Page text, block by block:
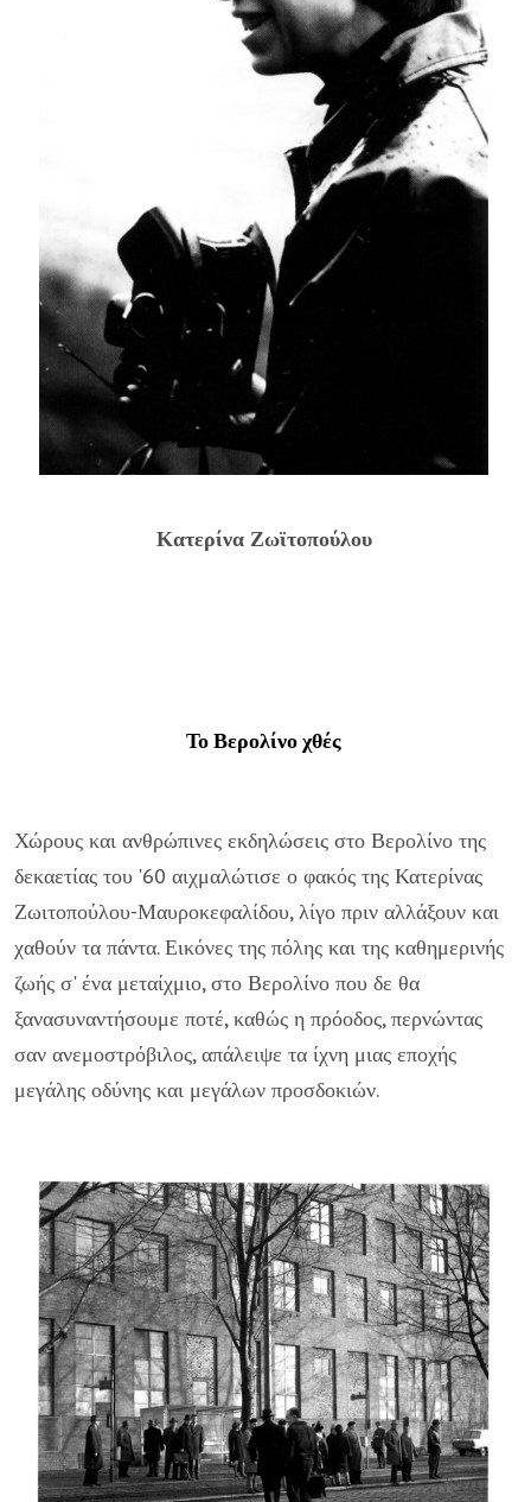
Κατερίνα Ζωϊτοπούλου
Το Βερολίνο χθές
Χώρους και ανθρώπινες εκδηλώσεις στο Βερολίνο της
δεκαετίας του '60 αιχμαλώτισε ο φακός της Κατερίνας
Ζωιτοπούλου-Μαυροκεφαλίδου, λίγο πριν αλλάξουν και
χαθούν τα πάντα. Εικόνες της πόλης και της καθημερινής
ζωής σ' ένα μεταίχμιο, στο Βερολίνο που δε θα
ξανασυναντήσουμε ποτέ, καθώς η πρόοδος, περνώντας
σαν ανεμοστρόβιλος, απάλειψε τα ίχνη μιας εποχής
μεγάλης οδύνης και μεγάλων προσδοκιών.